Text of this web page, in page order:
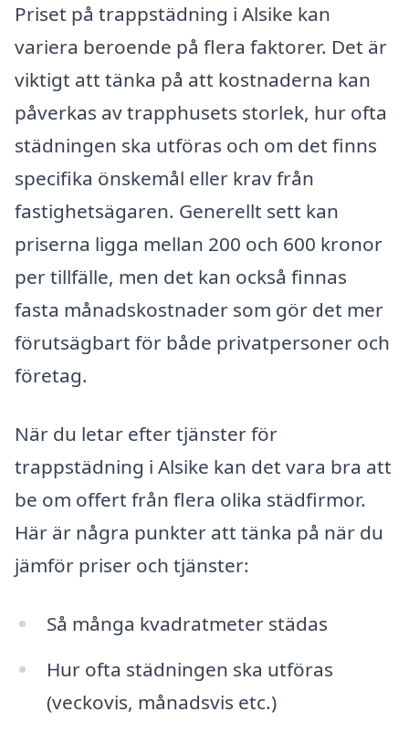
Priset på trappstädning i Alsike kan
variera beroende på flera faktorer. Det är
viktigt att tänka på att kostnaderna kan
påverkas av trapphusets storlek, hur ofta
städningen ska utföras och om det finns
specifika önskemål eller krav från
fastighetsägaren. Generellt sett kan
priserna ligga mellan 200 och 600 kronor
per tillfälle, men det kan också finnas
fasta månadskostnader som gör det mer
förutsägbart för både privatpersoner och
företag.
När du letar efter tjänster för
trappstädning i Alsike kan det vara bra att
be om offert från flera olika städfirmor.
Här är några punkter att tänka på när du
jämför priser och tjänster:
Så många kvadratmeter städas
Hur ofta städningen ska utföras
(veckovis, månadsvis etc.)